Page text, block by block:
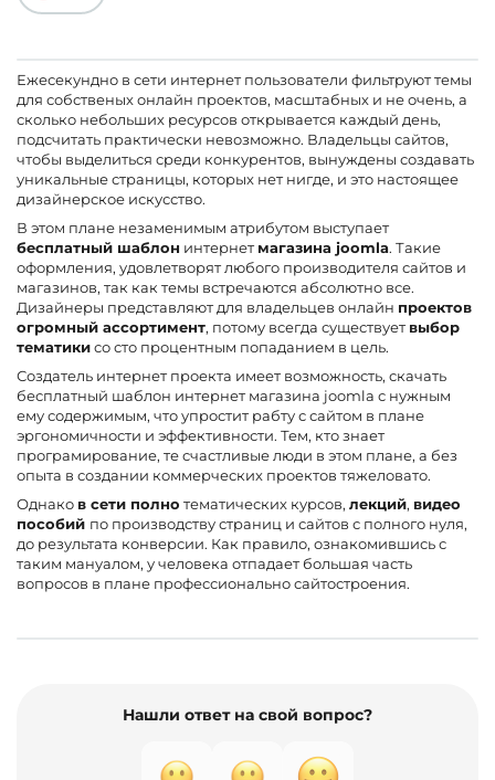
Ежесекундно в сети интернет пользователи фильтруют темы
для собственых онлайн проектов, масштабных и не очень, а
сколько небольших ресурсов открывается каждый день,
подсчитать практически невозможно. Владельцы сайтов,
чтобы выделиться среди конкурентов, вынуждены создавать
уникальные страницы, которых нет нигде, и это настоящее
дизайнерское искусство.
В этом плане незаменимым атрибутом выступает
бесплатный шаблон интернет магазина joomla. Такие
оформления, удовлетворят любого производителя сайтов и
магазинов, так как темы встречаются абсолютно все.
Дизайнеры представляют для владельцев онлайн проектов
огромный ассортимент, потому всегда существует выбор
тематикисо сто процентным попаданием в цель.
Создатель интернет проекта имеет возможность, скачать
бесплатный шаблон интернет магазина joomla с нужным
ему содержимым, что упростит рабту с сайтом в плане
эргономичности и эффективности. Тем, кто знает
програмирование, те счастливые люди в этом плане, а без
опыта в создании коммерческих проектов тяжеловато.
Однако в сети полно тематических курсов, лекций, видео
пособий по производству страниц и сайтов с полного нуля,
до результата конверсии. Как правило, ознакомившись с
таким мануалом, у человека отпадает большая часть
вопросов в плане профессионально сайтостроения.
Нашли ответ на свой вопрос?